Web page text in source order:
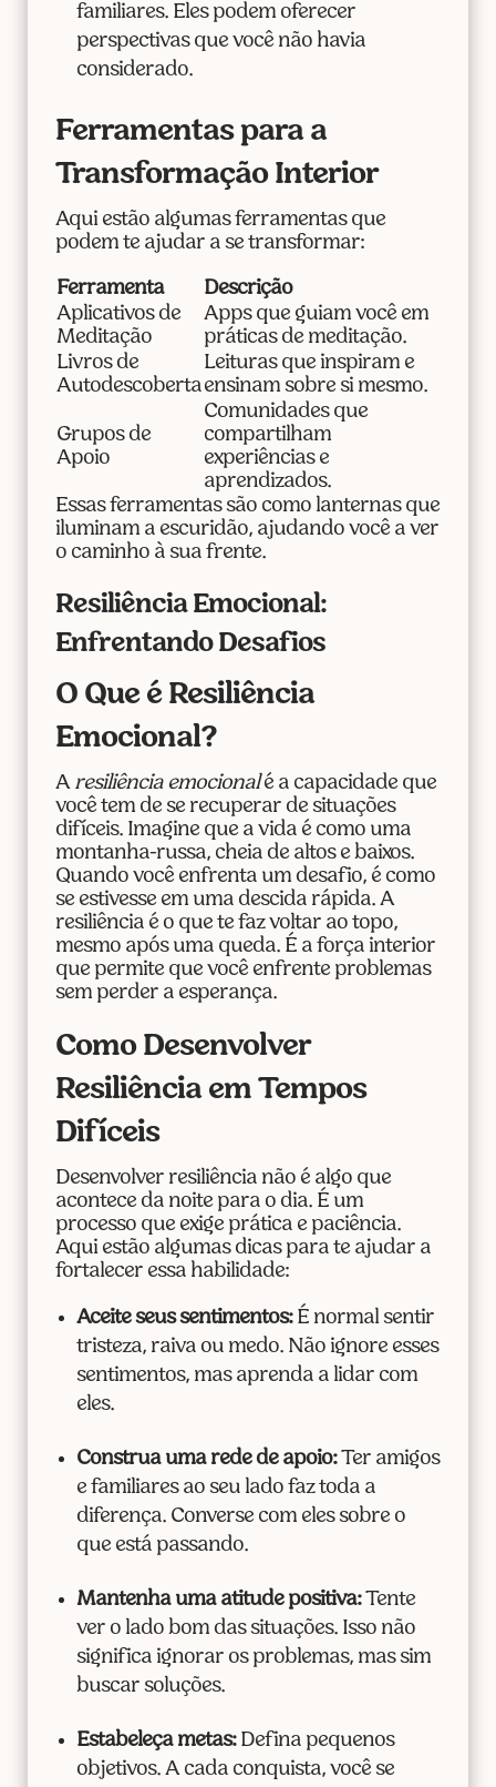
familiares. Eles podem oferecer
perspectivas que você não havia
considerado.
Ferramentas para a
Transformação Interior
Aqui estão algumas ferramentas que
podem te ajudar a se transformar:
Ferramenta
Descrição
Aplicativos de
Meditação
Apps que guiam você em
práticas de meditação.
Livros de
Autodescoberta
Leituras que inspiram e
ensinam sobre si mesmo.
Grupos de
Apoio
Comunidades que
compartilham
experiências e
aprendizados.
Essas ferramentas são como lanternas que
iluminam a escuridão, ajudando você a ver
o caminho à sua frente.
Resiliência Emocional:
Enfrentando Desafios
O Que é Resiliência
Emocional?
A resiliência emocionalé a capacidade que
você tem de se recuperar de situações
difíceis. Imagine que a vida é como uma
montanha-russa, cheia de altos e baixos.
Quando você enfrenta um desafio, é como
se estivesse em uma descida rápida. A
resiliência é o que te faz voltar ao topo,
mesmo após uma queda. É a força interior
que permite que você enfrente problemas
sem perder a esperança.
Como Desenvolver
Resiliência em Tempos
Difíceis
Desenvolver resiliência não é algo que
acontece da noite para o dia. É um
processo que exige prática e paciência.
Aqui estão algumas dicas para te ajudar a
fortalecer essa habilidade:
Aceite seus sentimentos:É normal sentir
tristeza, raiva ou medo. Não ignore esses
sentimentos, mas aprenda a lidar com
eles.
Construa uma rede de apoio:Ter amigos
e familiares ao seu lado faz toda a
diferença. Converse com eles sobre o
que está passando.
Mantenha uma atitude positiva:Tente
ver o lado bom das situações. Isso não
significa ignorar os problemas, mas sim
buscar soluções.
Estabeleça metas:Defina pequenos
objetivos. A cada conquista, você se